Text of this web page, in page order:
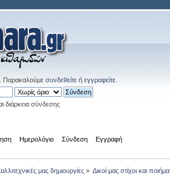
. Παρακαλούμε συνδεθείτε ή εγγραφείτε
διάρκεια σύνδεσης
Ημερολόγιο Σύνδεση Εγγραφή
μας δημιουργίες» Δικοί μας στίχοι και